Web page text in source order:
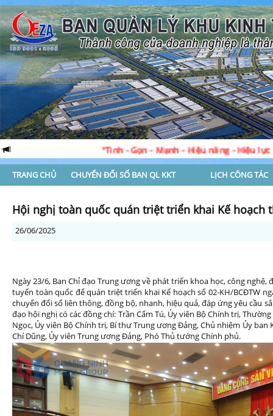
“Tinh - Gọn - Mạnh - Hiệu năng - Hiệu lực - Hiệu quả”
TRANG CHỦ CHUYỂN ĐỔI SỐ BAN QL KKT LỊCH CÔNG TÁC
Hội nghị toàn quốc quán triệt triển khai Kế hoạch
26/06/2025
Ngày 23/6, Ban Chỉ đạo Trung ương về phát triển khoa học, công
tuyến toàn quốc để quán triệt triển khai Kế hoạch số 02-KH/BCĐTW
chuyển đổi số liên thông, đồng bộ, nhanh, hiệu quả, đáp ứng yêu cầu
đạo hội nghị có các đồng chí: Trần Cẩm Tú, Ủy viên Bộ Chính trị,
Ngọc, Ủy viên Bộ Chính trị, Bí thư Trung ương Đảng, Chủ nhiệm Ủy
Chí Dũng, Ủy viên Trung ương Đảng, Phó Thủ tướng Chính phủ.